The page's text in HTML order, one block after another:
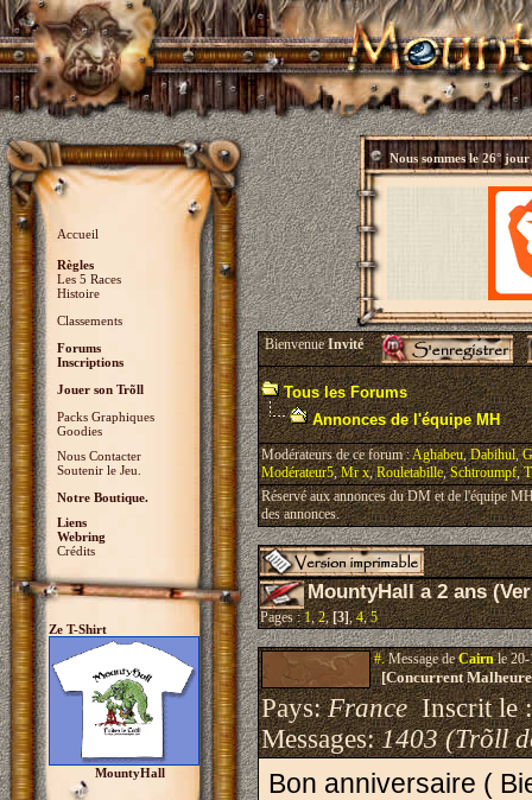
Accueil
Règles
Les 5 Races
Histoire
Classements
Forums
Inscriptions
Jouer son Trõll
Packs Graphiques
Goodies
Nous Contacter
Soutenir le Jeu.
Notre Boutique.
Liens
Webring
Crédits
Ze T-Shirt
MountyHall
Nous sommes le26° jour
BienvenueInvité
Tous les Forums
Annonces de l'équipe MH
Modérateurs de ce forum :Aghabeu,Dabihul,
Modérateur5,Mr x,Rouletabille,Schtroumpf,
Réservé aux annonces du DM et de l'équipe
des annonces.
MountyHall a 2 ans
Pages :1,2,[3],4,5
#.Message deCairnle 20-
[Concurrent
Pays:FranceInscrit le
Messages:1403 (Trõll
Bon anniversaire (